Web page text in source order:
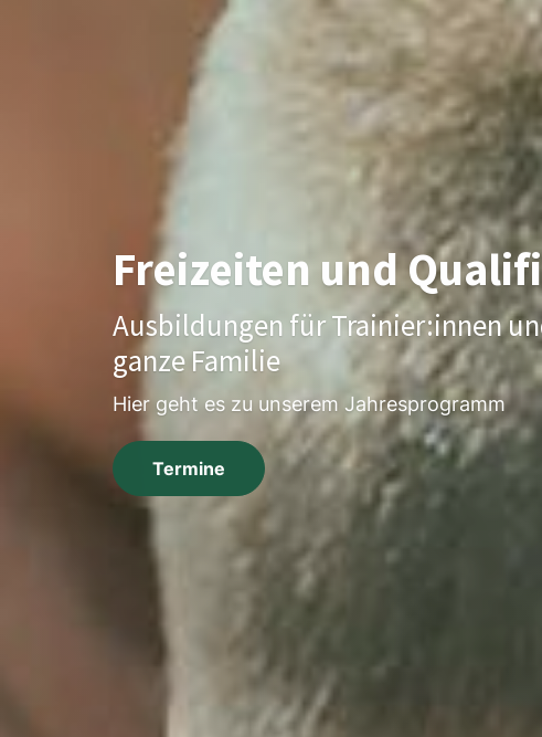
Die Initiative für
Events
Barrierefrei Veranstaltungen
Wir helfen und beraten
Homepage der Initiative